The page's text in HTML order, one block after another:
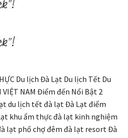
Du lịch Đà Lạt Du lịch Tết Du
NAM Điểm đến Nổi Bật 2
du lịch tết đà lạt Đà Lạt điểm
khu ẩm thực đà lạt kinh nghiệm
lạt phố chợ đêm đà lạt resort Đà